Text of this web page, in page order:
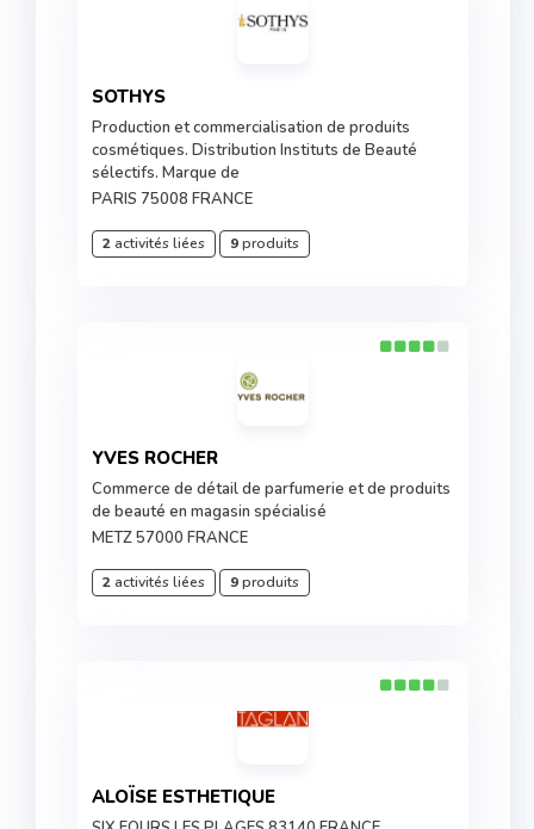
SOTHYS
Production et commercialisation de produits
cosmétiques. Distribution Instituts de Beauté
sélectifs. Marque de
PARIS 75008 FRANCE
2activités liées 9produits
YVES ROCHER
Commerce de détail de parfumerie et de produits
de beauté en magasin spécialisé
METZ 57000 FRANCE
2activités liées 9produits
ALOÏSE ESTHETIQUE